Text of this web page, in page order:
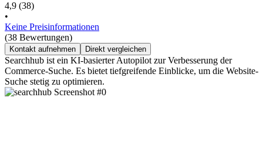
4,9 (38)
•
Keine Preisinformationen
(38 Bewertungen)
Kontakt aufnehmen Direkt vergleichen
Searchhub ist ein KI-basierter Autopilot zur Verbesserung der
Commerce-Suche. Es bietet tiefgreifende Einblicke, um die Website-
Suche stetig zu optimieren.